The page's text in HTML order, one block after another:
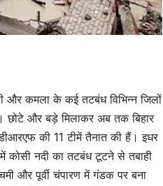
और कमला के कई तटबंध विभिन्न जिलों
छोटे और बड़े मिलाकर अब तक बिहार
की 11 टीमें तैनात की हैं। इधर
कोसी नदी का तटबंध टूटने से तबाही
और पूर्वी चंपारण में गंडक पर बना